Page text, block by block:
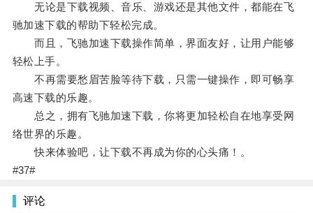
无论是下载视频、音乐、游戏还是其他文件，都能在飞
驰加速下载的帮助下轻松完成。
而且，飞驰加速下载操作简单，界面友好，让用户能够
轻松上手。
不再需要愁眉苦脸等待下载，只需一键操作，即可畅享
高速下载的乐趣。
总之，拥有飞驰加速下载，你将更加轻松自在地享受网
络世界的乐趣。
快来体验吧，让下载不再成为你的心头痛！。
#37#
评论